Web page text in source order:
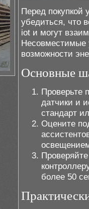
Перед покупкой
убедиться, что
iot и могут
Несовместимые
возможности
Основные
Проверьте
датчики и
стандарт
Оцените
более 50